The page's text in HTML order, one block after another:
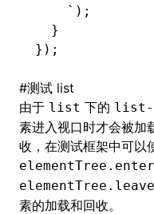
    `
);
  }
});
#测试 list
由于 list 下的 list-
素进入视口时才会被加
收，在测试框架中可以
素的加载和回收。